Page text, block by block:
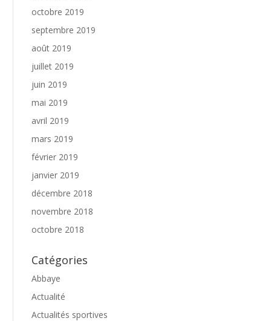
octobre 2019
septembre 2019
août 2019
juillet 2019
juin 2019
mai 2019
avril 2019
mars 2019
février 2019
janvier 2019
décembre 2018
novembre 2018
octobre 2018
Catégories
Abbaye
Actualité
Actualités sportives